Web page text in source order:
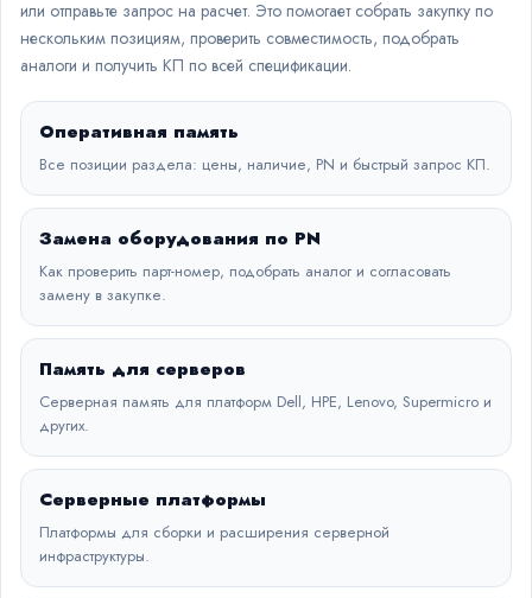
или отправьте запрос на расчет. Это помогает собрать закупку по
нескольким позициям, проверить совместимость, подобрать
аналоги и получить КП по всей спецификации.
Оперативная память
Все позиции раздела: цены, наличие, PN и быстрый запрос КП.
Замена оборудования по PN
Как проверить парт-номер, подобрать аналог и согласовать
замену в закупке.
Память для серверов
Серверная память для платформ Dell, HPE, Lenovo, Supermicro и
других.
Серверные платформы
Платформы для сборки и расширения серверной
инфраструктуры.